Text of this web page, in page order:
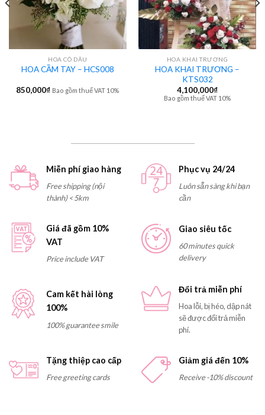
HOA CÔ DÂU
HOA CẦM TAY – HCS008
850,000₫ Bao gồm thuế VAT 10%
HOA KHAI TRƯƠNG
HOA KHAI TRƯƠNG –
KTS032
4,100,000₫
Bao gồm thuế VAT 10%
Miễn phí giao hàng
Free shipping (nội
thành) < 5km
Phục vụ 24/24
Luôn sẵn sàng khi bạn
cần
Giá đã gồm 10%
VAT
Price include VAT
Giao siêu tốc
60 minutes quick
delivery
Cam kết hài lòng
100%
100% guarantee smile
Đổi trả miễn phí
Hoa lỗi, bị héo, dập nát
sẽ được đổi trả miễn
phí.
Tặng thiệp cao cấp
Free greeting cards
Giảm giá đến 10%
Receive -10% discount